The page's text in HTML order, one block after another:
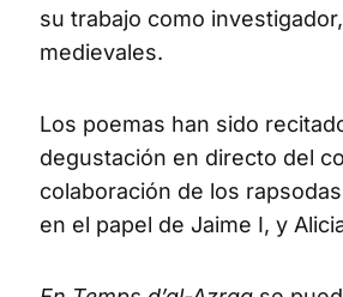
su trabajo como
medievales.
Los poemas han sido
degustación en directo del
colaboración de los
en el papel de Jaime I, y